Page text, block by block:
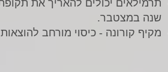
תרמילאים יכולים להאריך את
שנה במצטבר.
מקיף קורונה - כיסוי מורחב